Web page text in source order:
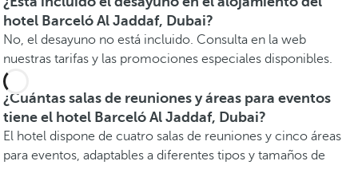
hotel Barceló Al Jaddaf, Dubai?
No, el desayuno no está incluido. Consulta en la web
nuestras tarifas y las promociones especiales disponibles.
¿Cuántas salas de reuniones y áreas para eventos
tiene el hotel Barceló Al Jaddaf, Dubai?
El hotel dispone de cuatro salas de reuniones y cinco áreas
para eventos, adaptables a diferentes tipos y tamaños de